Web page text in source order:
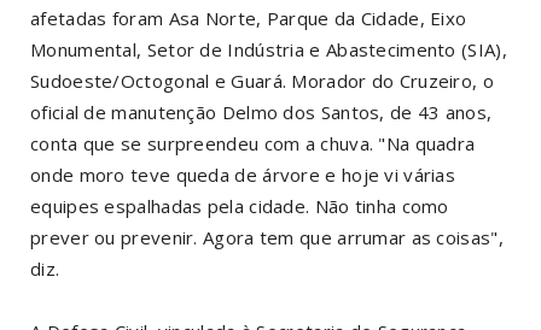
afetadas foram Asa Norte, Parque da Cidade, Eixo
Monumental, Setor de Indústria e Abastecimento (SIA),
Sudoeste/Octogonal e Guará. Morador do Cruzeiro, o
oficial de manutenção Delmo dos Santos, de 43 anos,
conta que se surpreendeu com a chuva. "Na quadra
onde moro teve queda de árvore e hoje vi várias
equipes espalhadas pela cidade. Não tinha como
prever ou prevenir. Agora tem que arrumar as coisas",
diz.